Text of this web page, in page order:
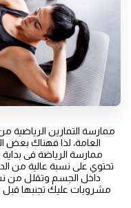
ممارسة التمارين
العامة، لذا فهناك بعض
ممارسة الرياضة فى
تحتوي على نسبة عالية من
داخل الجسم وتقلل من
مشروبات عليك تجنبها قبل